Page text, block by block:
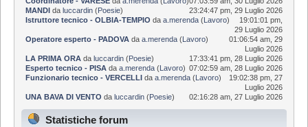
MANDIda luccardin(Poesie)
23:24:47 pm, 29 Luglio 2026
Istruttore tecnico - OLBIA-TEMPIO da a.merenda(Lavoro)
19:01:01 pm,
29 Luglio 2026
Operatore esperto - PADOVAda a.merenda(Lavoro)
01:06:54 am, 29
Luglio 2026
LA PRIMA ORAda luccardin(Poesie)
17:33:41 pm, 28 Luglio 2026
Esperto tecnico - PISAda a.merenda(Lavoro) 07:02:59 am, 28 Luglio 2026
Funzionario tecnico - VERCELLIda a.merenda(Lavoro)
19:02:38 pm, 27
Luglio 2026
UNA BAVA DI VENTO da luccardin(Poesie) 02:16:28 am, 27 Luglio 2026
Statistiche forum